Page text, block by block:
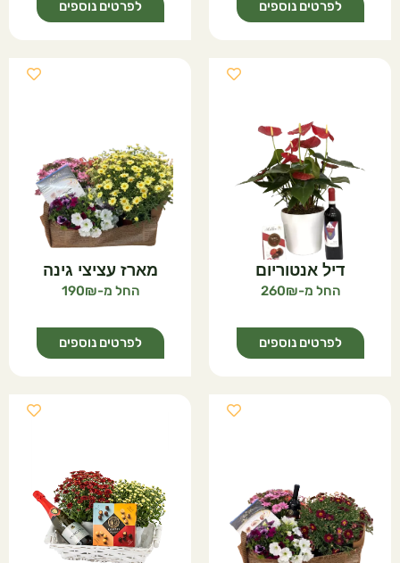
לפרטים נוספים לפרטים נוספים
דיל אנטוריום
260
לפרטים נוספים
מארז עציצי גינה
190
לפרטים נוספים